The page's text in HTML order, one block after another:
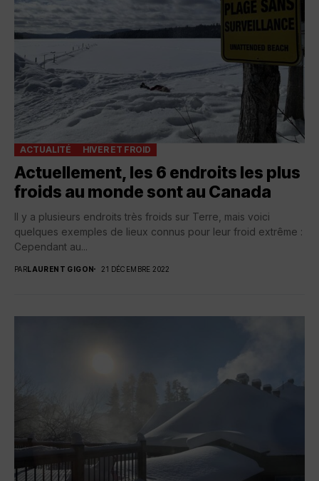
ACTUALITÉ HIVER ET FROID
Actuellement, les 6 endroits les plus
froids au monde sont au Canada
Il y a plusieurs endroits très froids sur Terre, mais voici
quelques exemples de lieux connus pour leur froid extrême :
Cependant au...
PARLAURENT GIGON 21 DÉCEMBRE 2022